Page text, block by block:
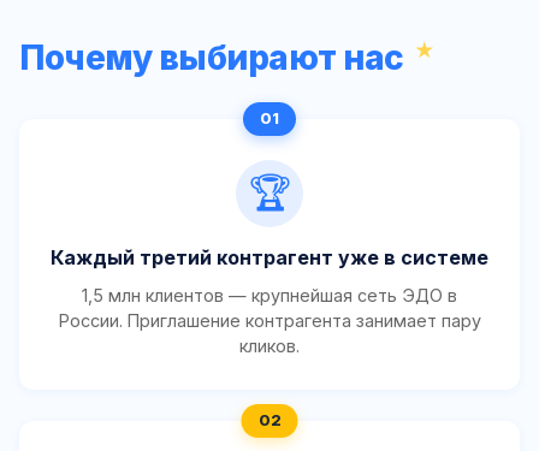
Почему выбирают нас
🏆
Каждый третий контрагент уже в системе
1,5 млн клиентов — крупнейшая сеть ЭДО в
России. Приглашение контрагента занимает пару
кликов.